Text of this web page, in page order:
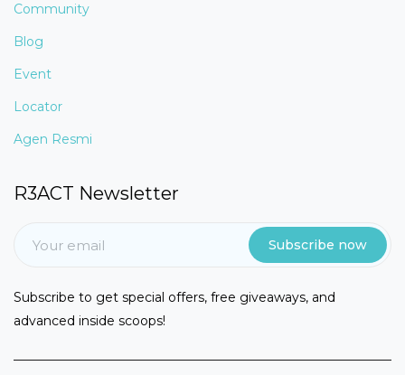
Community
Blog
Event
Locator
Agen Resmi
R3ACT Newsletter
Subscribe now
Subscribe to get special offers, free giveaways, and
advanced inside scoops!